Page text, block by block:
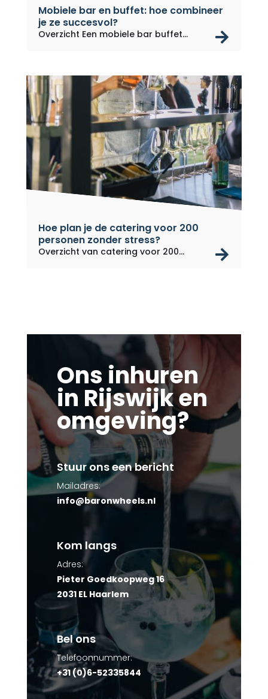
Mobiele bar en buffet: hoe combineer
je ze succesvol?
Overzicht Een mobiele bar buffet...
Hoe plan je de catering voor 200
personen zonder stress?
Overzicht van catering voor 200...
Ons inhuren
in Rijswijk en
omgeving?
Stuur ons een bericht
Mailadres:
info@baronwheels.nl
Kom langs
Adres:
Pieter Goedkoopweg 16
2031 EL Haarlem
Bel ons
Telefoonnummer:
+31 (0)6-52335844